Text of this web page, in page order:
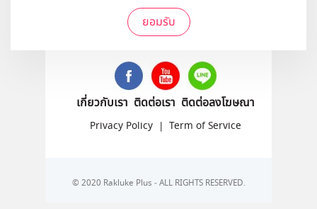
ยอมรับ
ติดตามเราได้ที่
เกี่ยวกับเรา ติดต่อเรา ติดต่อลงโฆษณา
Privacy Policy | Term of Service
© 2020 Rakluke Plus - ALL RIGHTS RESERVED.